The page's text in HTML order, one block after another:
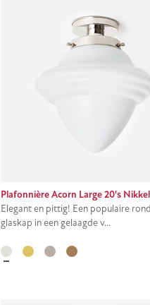
Plafonnière Acorn Large 20's Nikkel
Elegant en pittig! Een populaire
glaskap in een gelaagde v...